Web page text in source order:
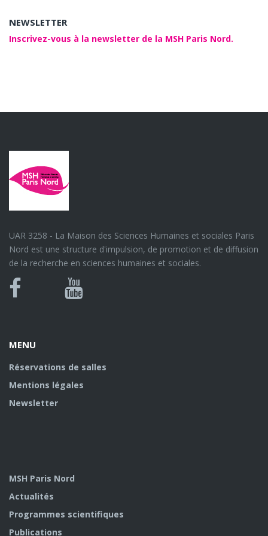
NEWSLETTER
Inscrivez-vous à la newsletter de la MSH Paris Nord.
UAR 3258 - La Maison des Sciences Humaines et sociales Paris
Nord est une structure d'impulsion, de promotion et de diffusion
de la recherche en sciences humaines et sociales.
Bluesky
Canal
MENU
Réservations de salles
Mentions légales
Newsletter
MSH Paris Nord
Actualités
Programmes scientifiques
Publications